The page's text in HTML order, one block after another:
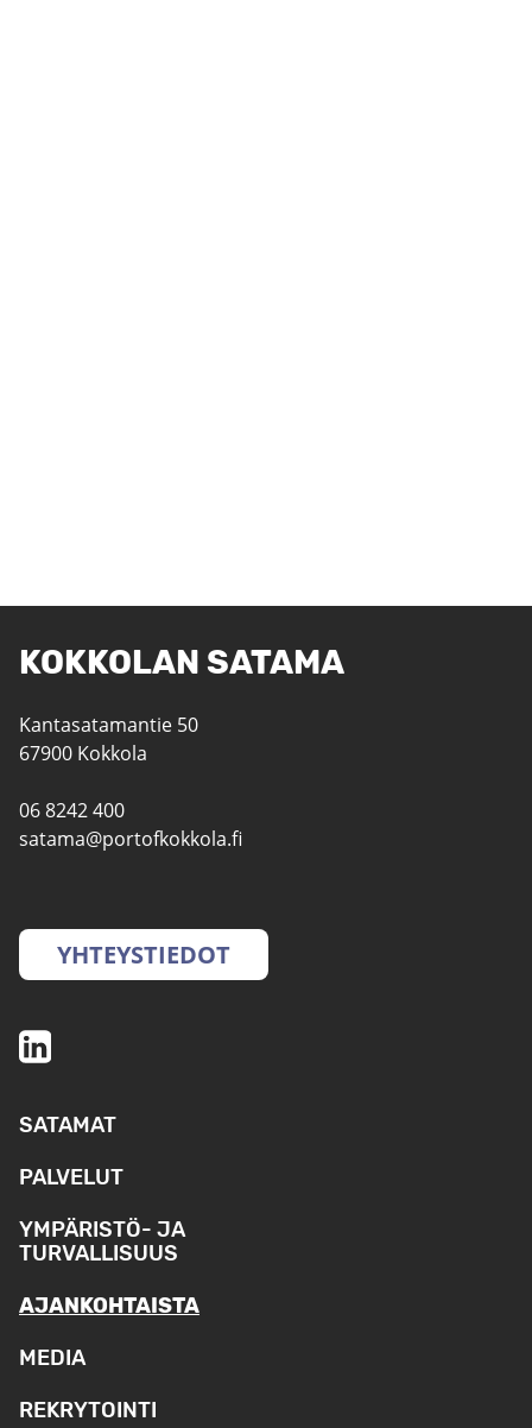
KOKKOLAN SATAMA
Kantasatamantie 50
67900 Kokkola
06 8242 400
satama@portofkokkola.fi
YHTEYSTIEDOT
SATAMAT
PALVELUT
YMPÄRISTÖ- JA
TURVALLISUUS
AJANKOHTAISTA
MEDIA
REKRYTOINTI